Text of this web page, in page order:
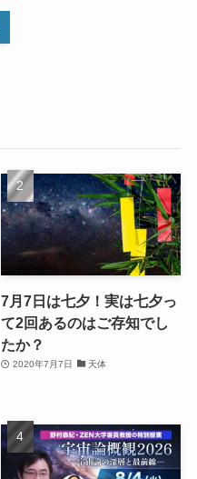
7月7日は七夕！実は七夕っ
て2回あるのはご存知でし
たか？
2020年7月7日 天体